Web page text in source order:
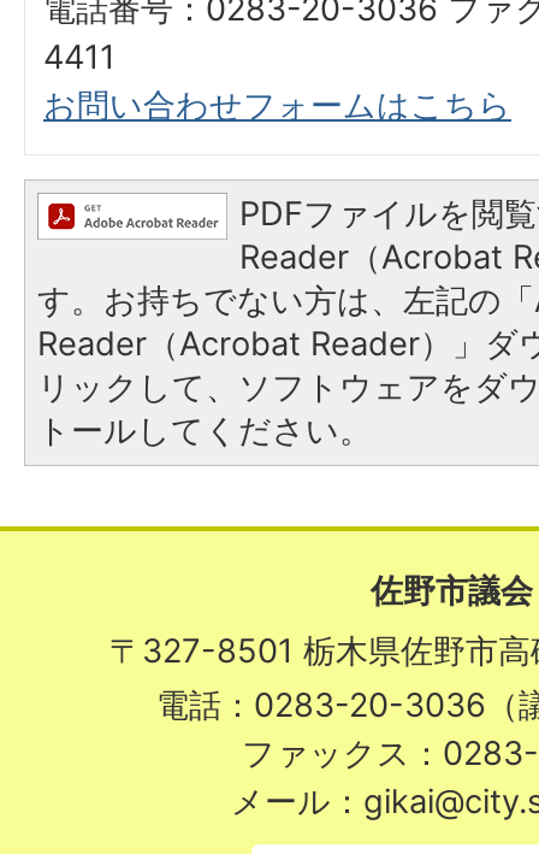
電話番号：0283-20-3036 ファ
4411
お問い合わせフォームはこちら
PDFファイルを閲
Reader（Acrobat
す。お持ちでない方は、左記の
Reader（Acrobat Reader）」ダ
リックして、ソフトウェアをダ
トールしてください。
佐野市議会
〒327-8501 栃木県佐野市高
電話：0283-20-3036（
ファックス：
メール：